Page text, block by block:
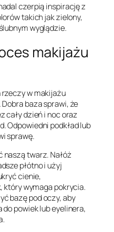
czerpią inspirację z
takich jak zielony,
wyglądzie.
makijażu
w makijażu
baza sprawi, że
cały dzień i noc oraz
Odpowiedni podkład lub
sprawę.
naszą twarz. Nałóż
płótno i użyj
cienie,
wymaga pokrycia.
bazę pod oczy, aby
powiek lub eyelinera,